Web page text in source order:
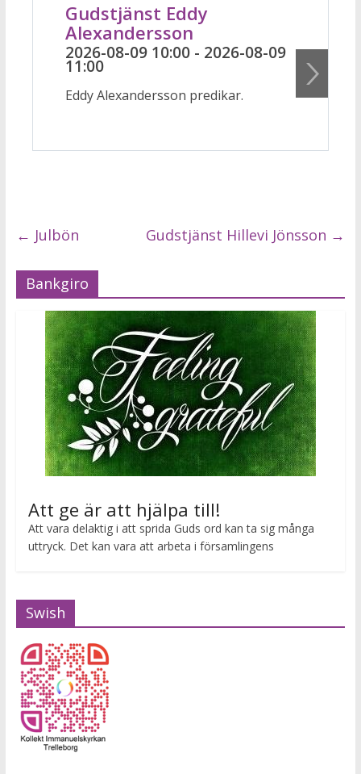
Gudstjänst Eddy
Alexandersson
2026-08-09 10:00 - 2026-08-09
11:00
Eddy Alexandersson predikar.
← Julbön Gudstjänst Hillevi Jönsson →
Bankgiro
Att ge är att hjälpa till!
Att vara delaktig i att sprida Guds ord kan ta sig många
uttryck. Det kan vara att arbeta i församlingens
Swish